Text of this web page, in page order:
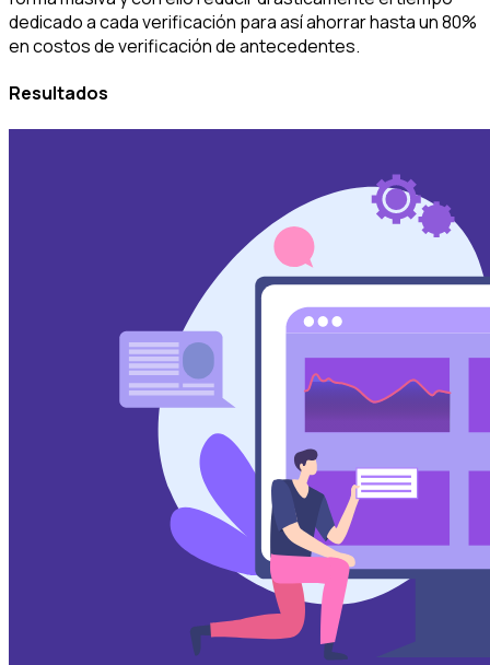
dedicado a cada verificación para así ahorrar hasta un 80%
en costos de verificación de antecedentes.
Resultados